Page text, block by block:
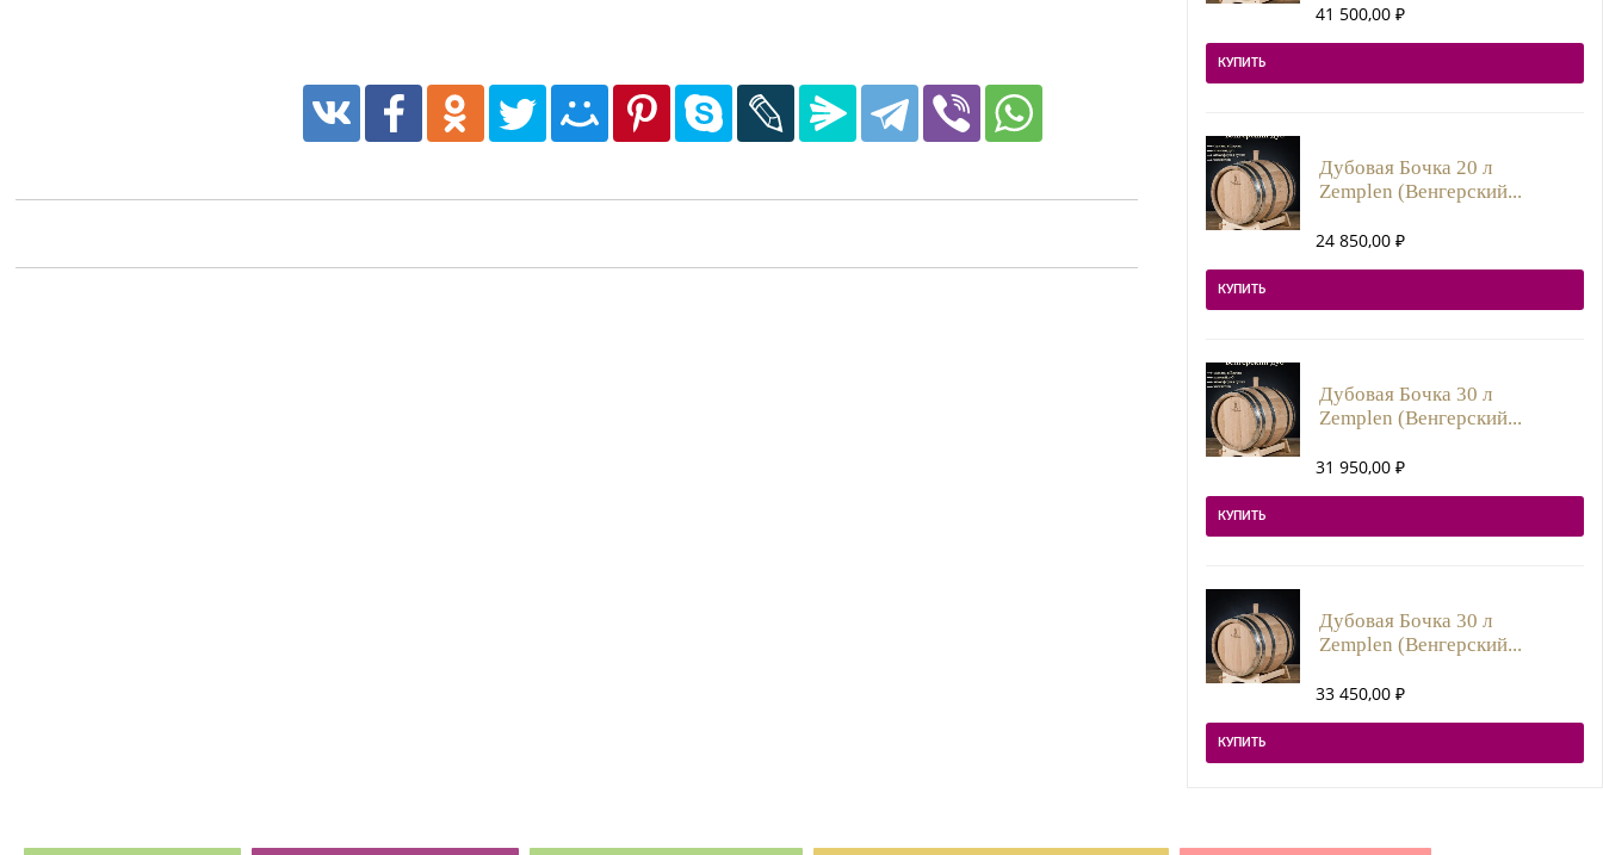
41 500,00 ₽
КУПИТЬ
Дубовая Бочка 20 л
Zemplen (Венгерский...
24 850,00 ₽
КУПИТЬ
Дубовая Бочка 30 л
Zemplen (Венгерский...
31 950,00 ₽
КУПИТЬ
Дубовая Бочка 30 л
Zemplen (Венгерский...
33 450,00 ₽
КУПИТЬ